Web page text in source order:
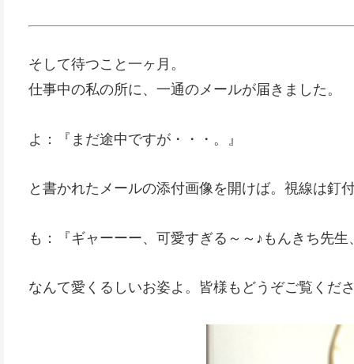
そして待つこと一ヶ月。
仕事中の私の所に、一通のメールが届きました。
よ：『まだ途中ですが・・・。』
と書かれたメールの添付画像を開けば。視線は釘
も：『ギャーーー、可愛すぎる～～♪もんきち先
なんて愛くるしいお姿よ。皆様もどうぞご覧くだ